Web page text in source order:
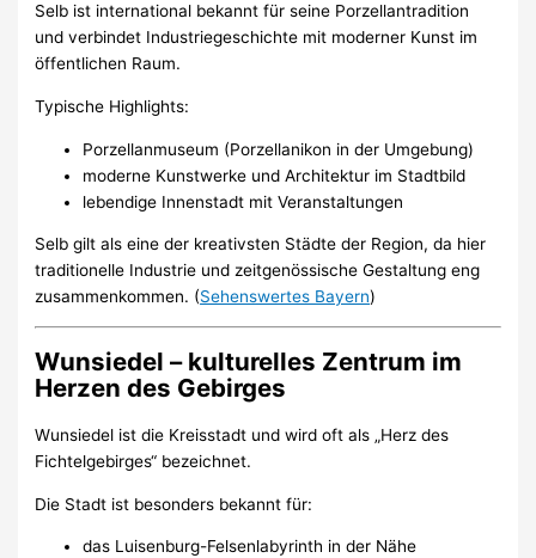
Selb ist international bekannt für seine Porzellantradition
und verbindet Industriegeschichte mit moderner Kunst im
öffentlichen Raum.
Typische Highlights:
Porzellanmuseum (Porzellanikon in der Umgebung)
moderne Kunstwerke und Architektur im Stadtbild
lebendige Innenstadt mit Veranstaltungen
Selb gilt als eine der kreativsten Städte der Region, da hier
traditionelle Industrie und zeitgenössische Gestaltung eng
zusammenkommen. (Sehenswertes Bayern)
Wunsiedel – kulturelles Zentrum im
Herzen des Gebirges
Wunsiedel ist die Kreisstadt und wird oft als „Herz des
Fichtelgebirges“ bezeichnet.
Die Stadt ist besonders bekannt für:
das Luisenburg-Felsenlabyrinth in der Nähe